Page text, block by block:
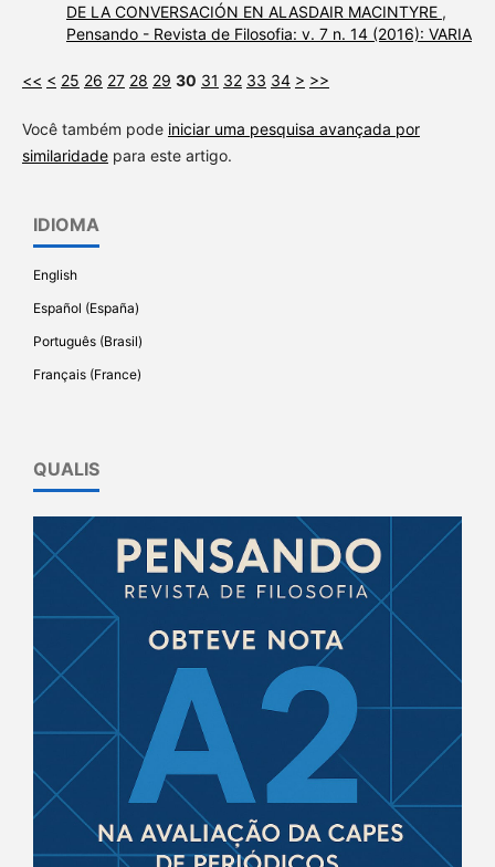
DE LA CONVERSACIÓN EN ALASDAIR MACINTYRE ,
Pensando - Revista de Filosofia: v. 7 n. 14 (2016): VARIA
<< < 25 26 27 28 29 30 31 32 33 34 > >>
Você também pode iniciar uma pesquisa avançada por
similaridadepara este artigo.
IDIOMA
English
Español (España)
Português (Brasil)
Français (France)
QUALIS